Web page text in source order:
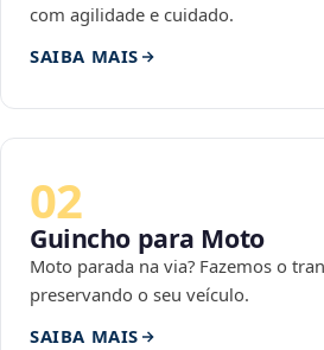
com agilidade e cuidado.
SAIBA MAIS
02
Guincho para Moto
Moto parada na via? Fazemos o
preservando o seu veículo.
SAIBA MAIS